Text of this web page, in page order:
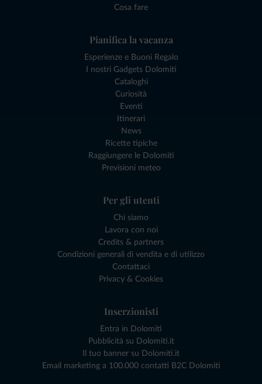
Cosa fare
Pianifica la vacanza
Esperienze e Buoni Regalo
I nostri Gadgets Dolomiti
Cataloghi
Curiosità
Eventi
Itinerari
News
Ricette tipiche
Raggiungere le Dolomiti
Previsioni meteo
Per gli utenti
Chi siamo
Lavora con noi
Credits & partners
Condizioni generali di vendita e di utilizzo
Contattaci
Privacy & Cookies
Inserzionisti
Entra in Dolomiti
Pubblicità su Dolomiti.it
Il tuo banner su Dolomiti.it
Email marketing a 100.000 contatti B2C Dolomiti